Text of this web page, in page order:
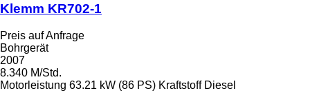
Klemm KR702-1
Preis auf Anfrage
Bohrgerät
2007
8.340 M/Std.
Motorleistung 63.21 kW (86 PS) Kraftstoff Diesel